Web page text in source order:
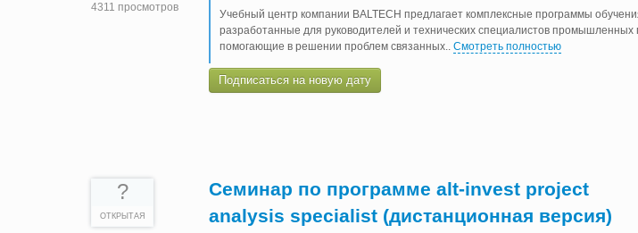
4311 просмотров
Учебный центр компании BALTECH предлагает комплексные программы
разработанные для руководителей и технических специалистов промышленных
помогающие в решении проблем связанных
Смотреть полностью
Подписаться на новую дату
?
ОТКРЫТАЯ
Семинар по программе alt-invest project
analysis specialist (дистанционная версия)